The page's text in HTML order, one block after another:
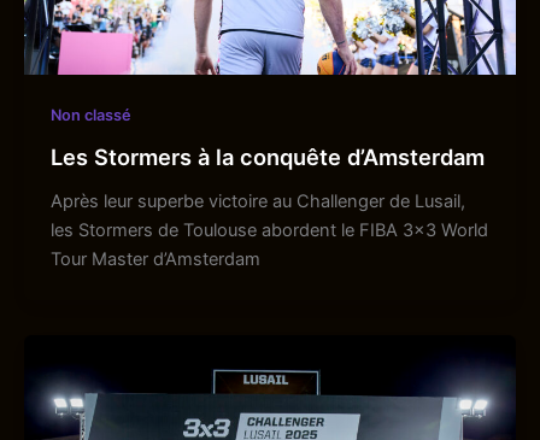
Non classé
Les Stormers à la conquête d’Amsterdam
Après leur superbe victoire au Challenger de Lusail,
les Stormers de Toulouse abordent le FIBA 3×3 World
Tour Master d’Amsterdam